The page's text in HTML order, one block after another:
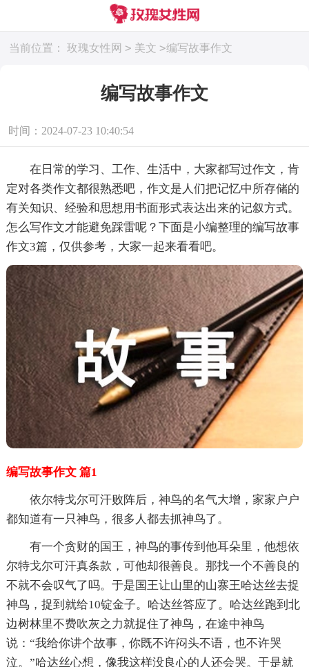
当前位置： 玫瑰女性网 > 美文 >编写故事作文
编写故事作文
时间：2024-07-23 10:40:54
在日常的学习、工作、生活中，大家都写过作文，肯
定对各类作文都很熟悉吧，作文是人们把记忆中所存储的
有关知识、经验和思想用书面形式表达出来的记叙方式。
怎么写作文才能避免踩雷呢？下面是小编整理的编写故事
作文3篇，仅供参考，大家一起来看看吧。
编写故事作文 篇1
依尔特戈尔可汗败阵后，神鸟的名气大增，家家户户
都知道有一只神鸟，很多人都去抓神鸟了。
有一个贪财的国王，神鸟的事传到他耳朵里，他想依
尔特戈尔可汗真条款，可他却很善良。那找一个不善良的
不就不会叹气了吗。于是国王让山里的山寨王哈达丝去捉
神鸟，捉到就给10锭金子。哈达丝答应了。哈达丝跑到北
边树林里不费吹灰之力就捉住了神鸟，在途中神鸟
说：“我给你讲个故事，你既不许闷头不语，也不许哭
泣。”哈达丝心想，像我这样没良心的人还会哭。于是就